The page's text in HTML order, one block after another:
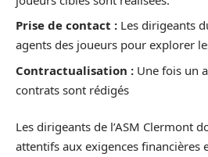
Prise de contact : Les dirigeants
agents des joueurs pour explorer
Contractualisation : Une fois un
contrats sont rédigés
Les dirigeants de l’ASM Clermont
attentifs aux exigences financières